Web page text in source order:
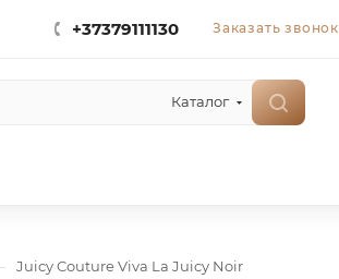
+37379111130 Заказать звонок
Каталог
Juicy Couture Viva La Juicy Noir